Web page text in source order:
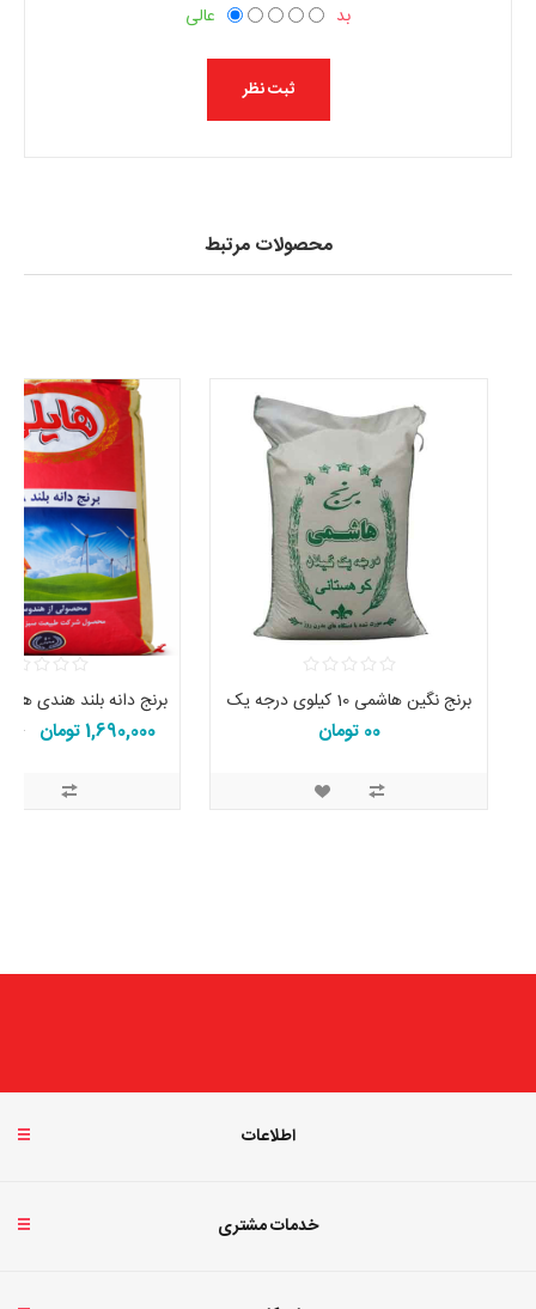
بد عالی
محصولات مرتبط
برنج نگین هاشمی 10 کیلوی درجه یک
00 تومان 1,690,000 تومان
اطلاعات
خدمات مشتری